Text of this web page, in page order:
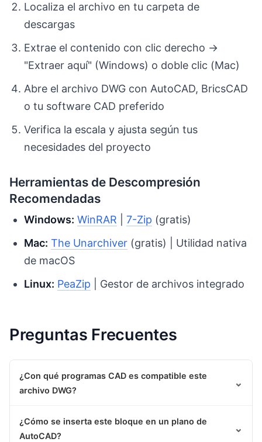
Localiza el archivo en tu carpeta de
descargas
Extrae el contenido con clic derecho →
"Extraer aquí" (Windows) o doble clic (Mac)
Abre el archivo DWG con AutoCAD, BricsCAD
o tu software CAD preferido
Verifica la escala y ajusta según tus
necesidades del proyecto
Herramientas de Descompresión
Recomendadas
Windows: WinRAR |7-Zip (gratis)
Mac: The Unarchiver (gratis) | Utilidad nativa
de macOS
Linux: PeaZip | Gestor de archivos integrado
Preguntas Frecuentes
¿Con qué programas CAD es compatible este
archivo DWG?
⌄
¿Cómo se inserta este bloque en un plano de
AutoCAD?
⌄